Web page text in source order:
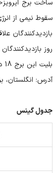
سقوط نیمی از
بازدیدکنندگان
روز بازدیدکنندگان 20 دقیقه می توانند درون این برج باشند و در هنگام شب 30 دقیقه.
بلیت این برج 18 دلار ( حدود 52 هزار تومان ) قیمت دارد.
آدرس: انگلستان،
جدول گینس